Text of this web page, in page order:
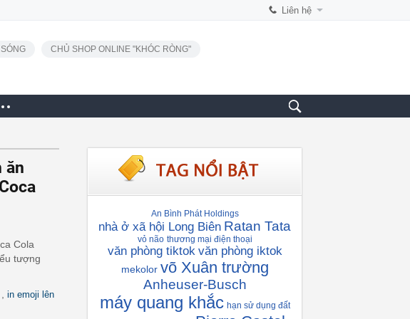
Liên hệ
CHỦ SHOP ONLINE "KHÓC RÒNG"
ăn
Cola
tượng
in emoji lên
An Bình Phát Holdings
nhà ở xã hội Long Biên Ratan Tata
vỏ não thương mại điện thoại
văn phòng tiktok văn phòng iktok
mekolor võ Xuân trường
Anheuser-Busch
máy quang khắc hạn sử dụng đất